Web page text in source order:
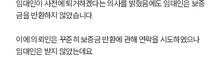
임대인이 사전에 퇴거하겠다는 의사를 밝혔음에도 임대인은 보증
금을 반환하지 않았습니다.
이에 의뢰인은 꾸준히 보증금 반환에 관해 연락을 시도하였으나
임대인은 받지 않았는데요.